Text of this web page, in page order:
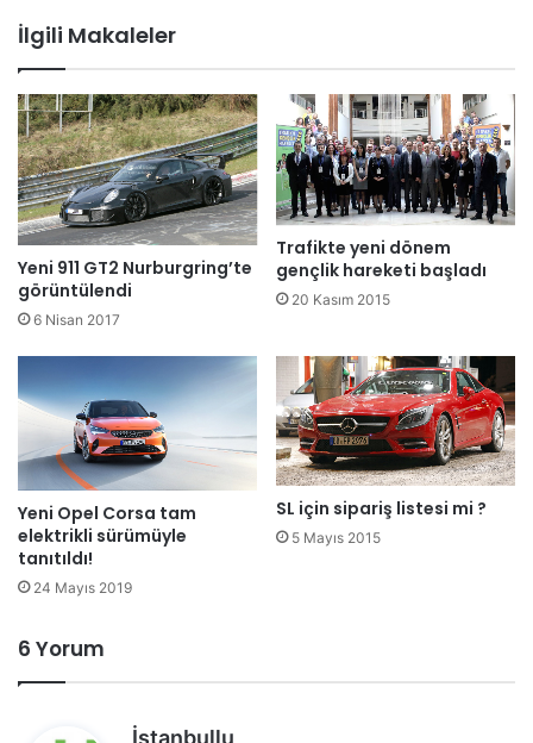
İlgili Makaleler
Yeni 911 GT2 Nurburgring’te
görüntülendi
6 Nisan 2017
Trafikte yeni dönem
gençlik hareketi başladı
20 Kasım 2015
Yeni Opel Corsa tam
elektrikli sürümüyle
tanıtıldı!
24 Mayıs 2019
SL için sipariş listesi mi ?
5 Mayıs 2015
6 Yorum
İstanbullu